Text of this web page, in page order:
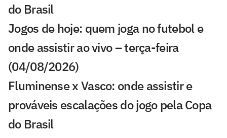
do Brasil
Jogos de hoje: quem joga no futebol e
onde assistir ao vivo – terça-feira
(04/08/2026)
Fluminense x Vasco: onde assistir e
prováveis escalações do jogo pela Copa
do Brasil